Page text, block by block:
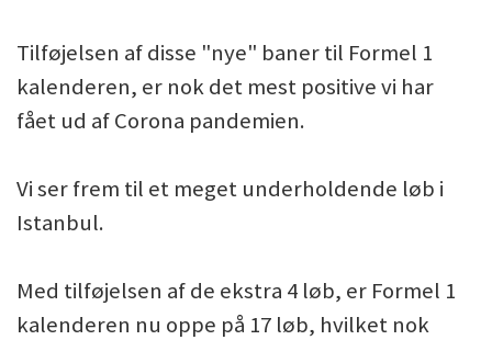
Tilføjelsen af disse "nye" baner til Formel 1
kalenderen, er nok det mest positive vi har
fået ud af Corona pandemien.
Vi ser frem til et meget underholdende løb i
Istanbul.
Med tilføjelsen af de ekstra 4 løb, er Formel 1
kalenderen nu oppe på 17 løb, hvilket nok